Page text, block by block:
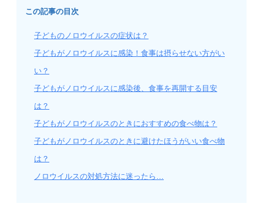
この記事の目次
子どものノロウイルスの症状は？
子どもがノロウイルスに感染！食事は摂らせない方がい
い？
子どもがノロウイルスに感染後、食事を再開する目安
は？
子どもがノロウイルスのときにおすすめの食べ物は？
子どもがノロウイルスのときに避けたほうがいい食べ物
は？
ノロウイルスの対処方法に迷ったら…